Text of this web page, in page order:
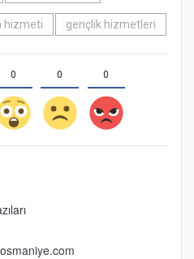
hizmeti gençlik hizmetleri
0 0 0